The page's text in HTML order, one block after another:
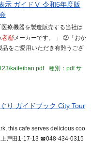
示 ガイドⅤ 令和6年度版
療機器を製造販売する当社は
老舗メーカーです。 」 ②「おか
をご愛用いただき有難うござ
kaiteiban.pdf
種別：pdfサ
り ガイドブック City Tour
this cafe serves delicious coo
上戸田1-17-13 ☎048-434-0315